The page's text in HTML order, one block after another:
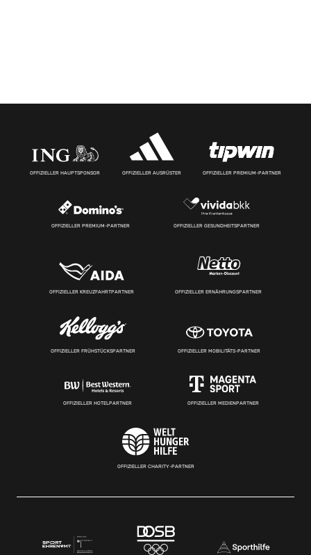
OFFIZIELLER HAUPTSPONSOR OFFIZIELLER AUSRÜSTER OFFIZIELLER PREMIUM-PARTNER
OFFIZIELLER PREMIUM-PARTNER OFFIZIELLER GESUNDHEITSPARTNER
OFFIZIELLER KREUZFAHRTPARTNER OFFIZIELLER ERNÄHRUNGSPARTNER
OFFIZIELLER FRÜHSTÜCKSPARTNER OFFIZIELLER MOBILITÄTS-PARTNER
OFFIZIELLER HOTELPARTNER OFFIZIELLER MEDIENPARTNER
OFFIZIELLER CHARITY-PARTNER